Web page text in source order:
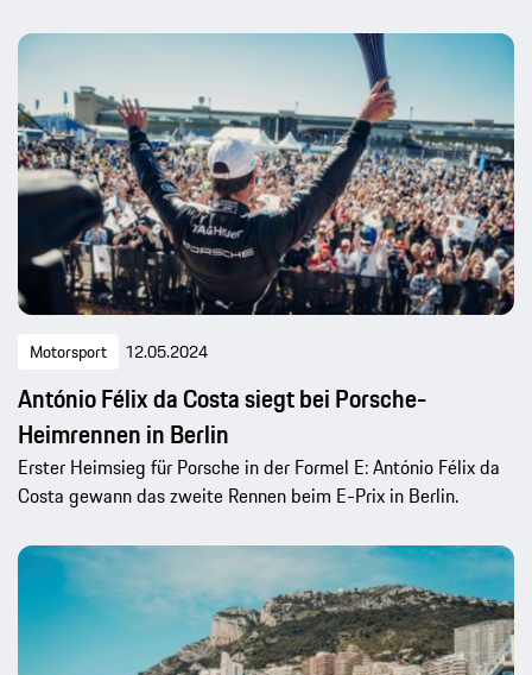
Motorsport 12.05.2024
António Félix da Costa siegt bei Porsche-
Heimrennen in Berlin
Erster Heimsieg für Porsche in der Formel E: António Félix da
Costa gewann das zweite Rennen beim E-Prix in Berlin.